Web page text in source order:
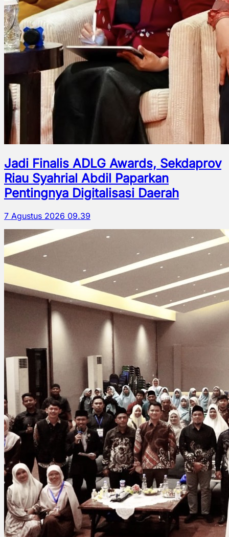
Jadi Finalis ADLG Awards, Sekdaprov
Riau Syahrial Abdil Paparkan
Pentingnya Digitalisasi Daerah
7 Agustus 2026 09.39